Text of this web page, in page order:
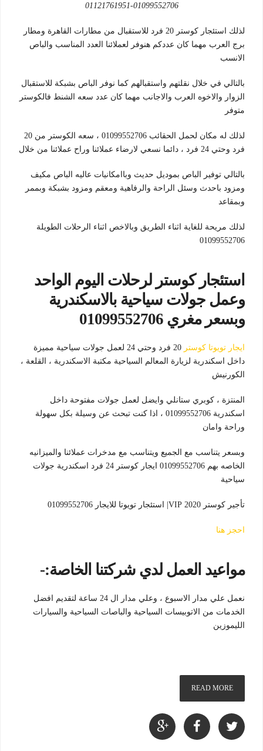
01099552706-01121761951
لذلك استئجار كوستر 20 فرد للاستقبال من مطارات القاهرة ومطار
برج العرب مهما كان عددكم هنوفر لعملائنا العدد المناسب والباص
الانسب
بالتالي في خلال نقلتهم واستقبالهم كما نوفر الباص بشبكة للاستقبال
الزوار والاخوه العرب والاجانب مهما كان عدد سعه الشنط فالكوستر
متوفر
لذلك له مكان لحمل الحقائب 01099552706 ، سعه الكوستر من 20
فرد وحتي 24 فرد ، دائما نسعي لارضاء عملائنا وراح عملائنا من خلال
بالتالي توفير الباص بموديل حديث وباامكانيات عاليه الباص مكيف
ومزود باحدث وسئل الراحة والرفاهية ومعقم ومزود بشبكة وبممر
وبمقاعد
لذلك مريحة للغاية اثناء الطريق وبالاخص اثناء الرحلات الطويلة
01099552706
استئجار كوستر لرحلات اليوم الواحد
وعمل جولات سياحية بالاسكندرية
وبسعر مغري 01099552706
ايجار تويوتا كوستر
20 فرد وحتي 24 لعمل جولات سياحية مميزة
داخل اسكندرية لزيارة المعالم السياحية مكتبة الاسكندرية ، القلعة ،
الكورنيش
المنتزة ، كوبري ستانلي وايضل لعمل جولات مفتوحة داخل
اسكندرية 01099552706 ، اذا كنت تبحث عن وسيلة بكل سهولة
وراحة وامان
وبسعر يتناسب مع الجميع ويتناسب مع مدخرات عملائنا والميزانيه
الخاصه بهم 01099552706 ايجار كوستر 24 فرد اسكندرية جولات
سياحية
تأجير كوستر 2020 VIP| استئجار تويوتا للايجار 01099552706
احجز هنا
مواعيد العمل لدي شركتنا الخاصة:-
نعمل علي مدار الاسبوع ، وعلي مدار ال 24 ساعة لتقديم افضل
الخدمات من الاتوبيسات السياحية والباصات السياحية والسيارات
الليموزين
READ MORE